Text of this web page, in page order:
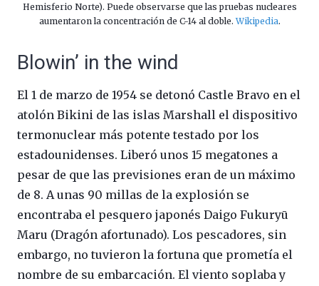
Hemisferio Norte). Puede observarse que las pruebas nucleares
aumentaron la concentración de C-14 al doble.Wikipedia.
Blowin’ in the wind
El 1 de marzo de 1954 se detonó Castle Bravo en el
atolón Bikini de las islas Marshall el dispositivo
termonuclear más potente testado por los
estadounidenses. Liberó unos 15 megatones a
pesar de que las previsiones eran de un máximo
de 8. A unas 90 millas de la explosión se
encontraba el pesquero japonés Daigo Fukuryū
Maru (Dragón afortunado). Los pescadores, sin
embargo, no tuvieron la fortuna que prometía el
nombre de su embarcación. El viento soplaba y